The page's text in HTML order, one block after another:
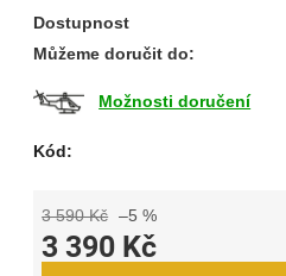
Dostupnost
Můžeme doručit do:
Možnosti doručení
Kód:
3 590 Kč –5 %
3 390 Kč